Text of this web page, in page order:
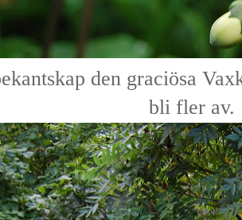
den graciösa
bli fler av.